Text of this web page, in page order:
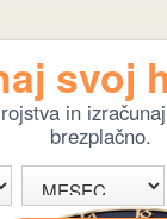
svoj
in
brezplačno.